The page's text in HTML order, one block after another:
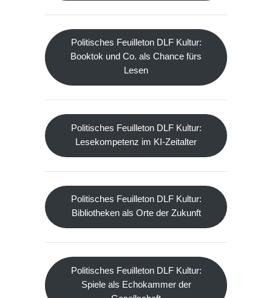
Politisches Feuilleton DLF Kultur:
Booktok und Co. als Chance fürs
Lesen
Politisches Feuilleton DLF Kultur:
Lesekompetenz im KI-Zeitalter
Politisches Feuilleton DLF Kultur:
Bibliotheken als Orte der Zukunft
Politisches Feuilleton DLF Kultur:
Spiele als Echokammer der